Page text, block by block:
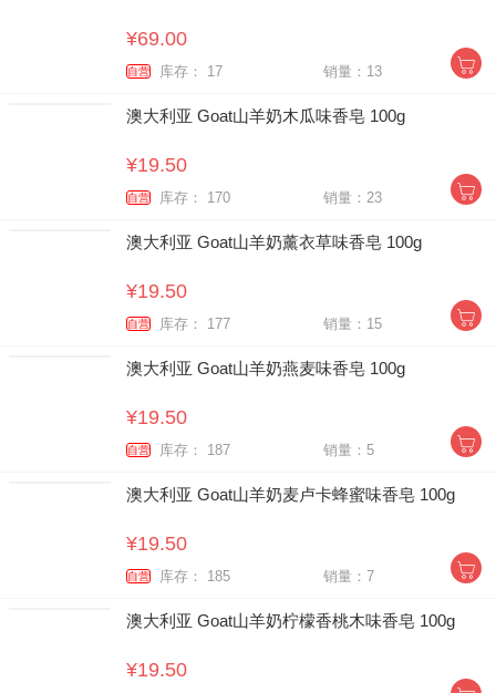
¥69.00
自营 库存： 17 销量：13
澳大利亚 Goat山羊奶木瓜味香皂 100g
¥19.50
自营 库存： 170 销量：23
澳大利亚 Goat山羊奶薰衣草味香皂 100g
¥19.50
自营 库存： 177 销量：15
澳大利亚 Goat山羊奶燕麦味香皂 100g
¥19.50
自营 库存： 187 销量：5
澳大利亚 Goat山羊奶麦卢卡蜂蜜味香皂 100g
¥19.50
自营 库存： 185 销量：7
澳大利亚 Goat山羊奶柠檬香桃木味香皂 100g
¥19.50